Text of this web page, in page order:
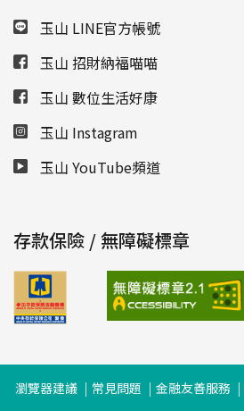
玉山 LINE官方帳號
玉山 招財納福喵喵
玉山 數位生活好康
玉山 Instagram
玉山 YouTube頻道
存款保險 / 無障礙標章
瀏覽器建議 常見問題 金融友善服務